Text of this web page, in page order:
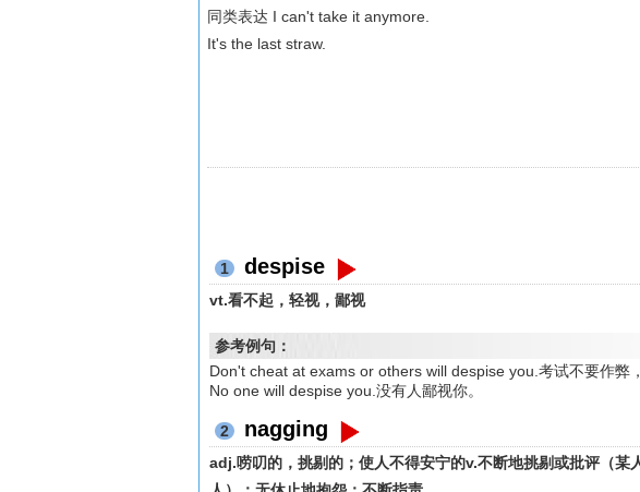
同类表达 I can't take it anymore.
It's the last straw.
1 despise
vt.看不起，轻视，鄙视
参考例句：
Don't cheat at exams or others will despise you.考试不要作弊
No one will despise you.没有人鄙视你。
2 nagging
adj.唠叨的，挑剔的；使人不得安宁的v.不断地挑剔或批评（